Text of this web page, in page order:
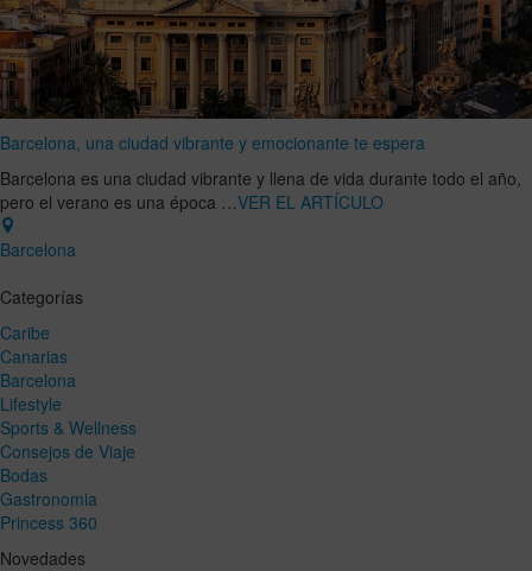
Barcelona, una ciudad vibrante y emocionante te espera
Barcelona es una ciudad vibrante y llena de vida durante todo el año,
pero el verano es una época …VER EL ARTÍCULO
Barcelona
Categorías
Caribe
Canarias
Barcelona
Lifestyle
Sports & Wellness
Consejos de Viaje
Bodas
Gastronomia
Princess 360
Novedades